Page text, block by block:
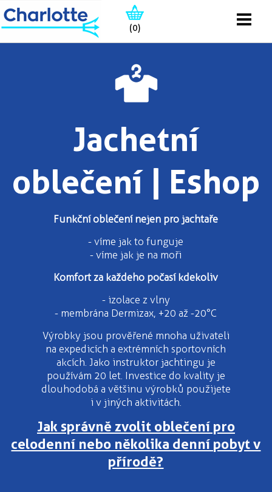
(0)
Jachetní
oblečení | Eshop
Funkční oblečení nejen pro jachtaře
- víme jak to funguje
- víme jak je na moři
Komfort za každeho počasí kdekoliv
- izolace z vlny
- membrána Dermizax, +20 až -20°C
Výrobky jsou prověřené mnoha uživateli
na expedicích a extrémních sportovních
akcích. Jako instruktor jachtingu je
používám 20 let. Investice do kvality je
dlouhodobá a většinu výrobků použijete
i v jiných aktivitách.
Jak správně zvolit oblečení pro
celodenní nebo několika denní pobyt v
přírodě?